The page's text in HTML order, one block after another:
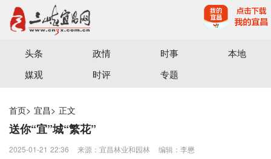
宜昌三峡融媒体中心主办
头条 政情 时事
本地
媒观
时评 专题
首页> 宜昌> 正文
送你“宜”城“繁花”
2025-01-21 22:36 来源：宜昌林业和园林 编辑：李懋